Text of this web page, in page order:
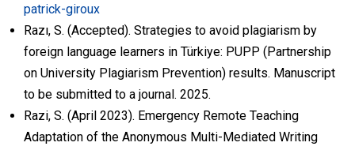
patrick-giroux
Razı, S. (Accepted). Strategies to avoid plagiarism by
foreign language learners in Türkiye: PUPP (Partnership
on University Plagiarism Prevention) results. Manuscript
to be submitted to a journal. 2025.
Razi, S. (April 2023). Emergency Remote Teaching
Adaptation of the Anonymous Multi-Mediated Writing